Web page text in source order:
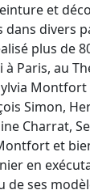
et
divers
plus de
à Paris, au
Simon,
Charrat,
et
en
de ses